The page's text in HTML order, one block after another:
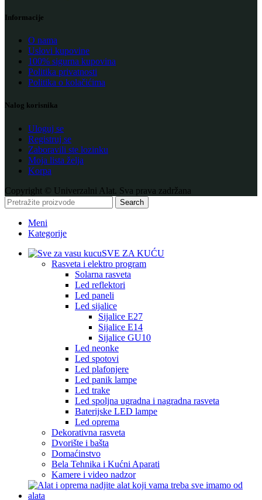
Informacije
O nama
Uslovi kupovine
100% sigurna kupovina
Politika privatnosti
Politika o kolačićima
Nalog korisnika
Uloguj se
Registruj se
Zaboravili ste lozinku
Moja lista želja
Korpa
Copyright © Univerzalni Alat. Sva prava zadržana
Search
Meni
Kategorije
SVE ZA KUĆU
Rasveta i elektro program
Solarna rasveta
Led reflektori
Led paneli
Led sijalice
Sijalice E27
Sijalice E14
Sijalice GU10
Led neonke
Led spotovi
Led plafonjere
Led panik lampe
Led trake
Led spoljna ugradna i nagradna rasveta
Baterijske LED lampe
Led oprema
Dekorativna rasveta
Dvorište i bašta
Domaćinstvo
Bela Tehnika i Kućni Aparati
Kamere i video nadzor